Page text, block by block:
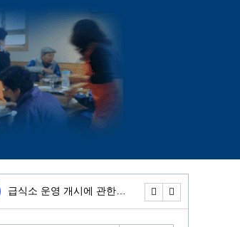
급식소 운영 개시에 관한… 무료급식소 운영